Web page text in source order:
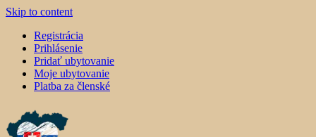
Skip to content
Registrácia
Prihlásenie
Pridať ubytovanie
Moje ubytovanie
Platba za členské